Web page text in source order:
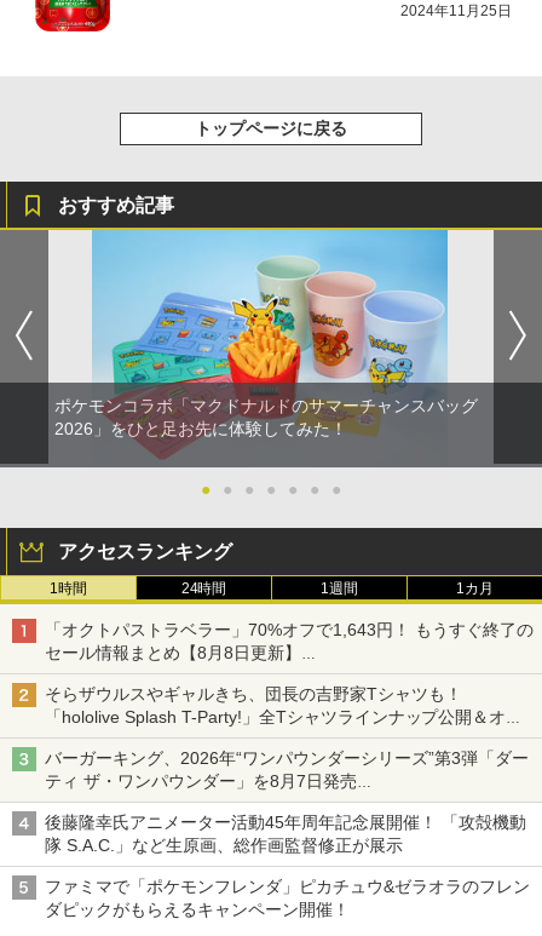
2024年11月25日
トップページに戻る
おすすめ記事
ポケモンコラボ「マクドナルドのサマーチャンスバッグ
2026」をひと足お先に体験してみた！
● ● ● ● ● ● ●
アクセスランキング
1時間 24時間 1週間 1カ月
「オクトパストラベラー」70%オフで1,643円！ もうすぐ終了の
セール情報まとめ【8月8日更新】
ニンテンドーeショップでは「大神 絶景版」が67%オフで990円
そらザウルスやギャルきち、団長の吉野家Tシャツも！
「hololive Splash T-Party!」全Tシャツラインナップ公開＆オン
ライン販売開始
バーガーキング、2026年“ワンパウンダーシリーズ”第3弾「ダー
ティ ザ・ワンパウンダー」を8月7日発売
「特製ガーリックマヨソース」を使用した超大型チーズバーガー
後藤隆幸氏アニメーター活動45年周年記念展開催！ 「攻殻機動
隊 S.A.C.」など生原画、総作画監督修正が展示
ファミマで「ポケモンフレンダ」ピカチュウ&ゼラオラのフレン
ダピックがもらえるキャンペーン開催！